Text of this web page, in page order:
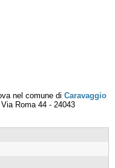
nel comune di Caravaggio
Via Roma 44 - 24043